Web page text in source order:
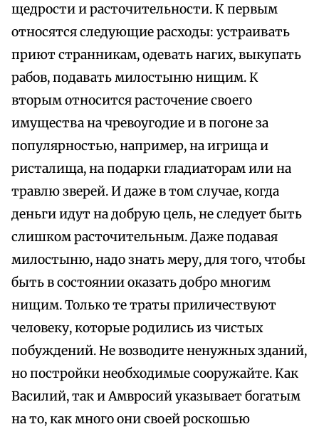
щедрости и расточительности. К первым
относятся следующие расходы: устраивать
приют странникам, одевать нагих, выкупать
рабов, подавать милостыню нищим. К
вторым относится расточение своего
имущества на чревоугодие и в погоне за
популярностью, например, на игрища и
ристалища, на подарки гладиаторам или на
травлю зверей. И даже в том случае, когда
деньги идут на добрую цель, не следует быть
слишком расточительным. Даже подавая
милостыню, надо знать меру, для того, чтобы
быть в состоянии оказать добро многим
нищим. Только те траты приличествуют
человеку, которые родились из чистых
побуждений. Не возводите ненужных зданий,
но постройки необходимые сооружайте. Как
Василий, так и Амвросий указывает богатым
на то, как много они своей роскошью